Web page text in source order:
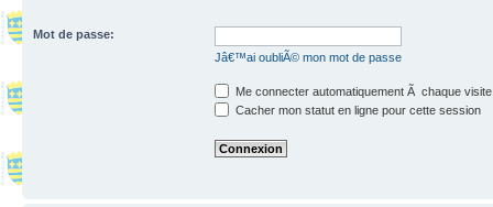
Mot de passe:
Jâ€™ai oubliÃ© mon mot de passe
Me connecter automatiquement Ã chaque visite
Cacher mon statut en ligne pour cette session